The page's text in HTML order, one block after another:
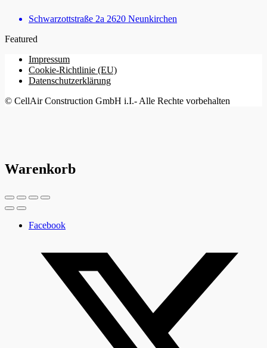
Schwarzottstraße 2a 2620 Neunkirchen
Featured
Impressum
Cookie-Richtlinie (EU)
Datenschutzerklärung
© CellAir Construction GmbH i.I.- Alle Rechte vorbehalten
Warenkorb
Facebook